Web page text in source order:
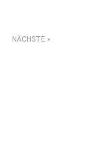
NÄCHSTE